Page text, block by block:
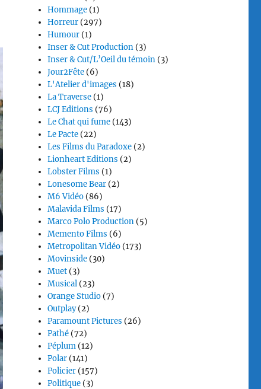
Hommage (1)
Horreur (297)
Humour (1)
Inser & Cut Production (3)
Inser & Cut/L’Oeil du témoin (3)
Jour2Fête (6)
L'Atelier d'images (18)
La Traverse (1)
LCJ Editions (76)
Le Chat qui fume (143)
Le Pacte (22)
Les Films du Paradoxe (2)
Lionheart Editions (2)
Lobster Films (1)
Lonesome Bear (2)
M6 Vidéo (86)
Malavida Films (17)
Marco Polo Production (5)
Memento Films (6)
Metropolitan Vidéo (173)
Movinside (30)
Muet (3)
Musical (23)
Orange Studio (7)
Outplay(2)
Paramount Pictures (26)
Pathé (72)
Péplum (12)
Polar (141)
Policier (157)
Politique (3)